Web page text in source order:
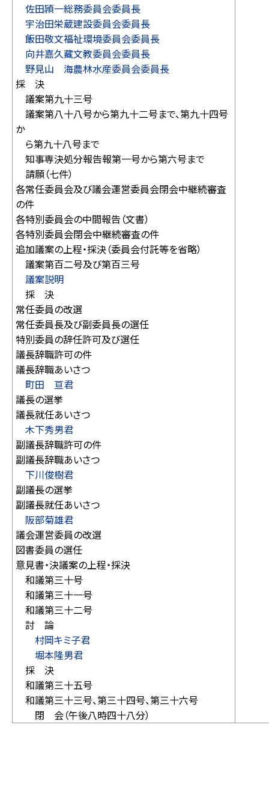
佐田頴一総務委員会委員長
宇治田栄蔵建設委員会委員長
飯田敬文福祉環境委員会委員長
向井嘉久藏文教委員会委員長
野見山 海農林水産委員会委員長
採 決
議案第九十三号
議案第八十八号から第九十二号まで、第九十四号
か
ら第九十八号まで
知事専決処分報告報第一号から第六号まで
請願（七件）
各常任委員会及び議会運営委員会閉会中継続審査
の件
各特別委員会の中間報告（文書）
各特別委員会閉会中継続審査の件
追加議案の上程・採決（委員会付託等を省略）
議案第百二号及び第百三号
議案説明
採 決
常任委員の改選
常任委員長及び副委員長の選任
特別委員の辞任許可及び選任
議長辞職許可の件
議長辞職あいさつ
町田 亘君
議長の選挙
議長就任あいさつ
木下秀男君
副議長辞職許可の件
副議長辞職あいさつ
下川俊樹君
副議長の選挙
副議長就任あいさつ
阪部菊雄君
議会運営委員の改選
図書委員の選任
意見書・決議案の上程・採決
和議第三十号
和議第三十一号
和議第三十二号
討 論
村岡キミ子君
堀本隆男君
採 決
和議第三十五号
和議第三十三号、第三十四号、第三十六号
閉 会（午後八時四十八分）